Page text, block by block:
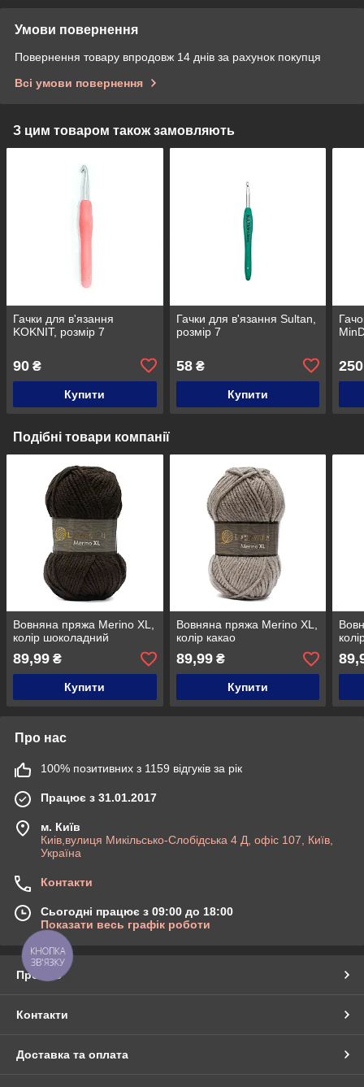
Умови повернення
Повернення товару впродовж 14 днів за рахунок покупця
Всі умови повернення
З цим товаром також замовляють
Гачки для в'язання
KOKNIT, розмір 7
90 ₴
Купити
Гачки для в'язання Sultan,
розмір 7
58₴
Купити
250
Подібні товари компанії
Вовняна пряжа Merino XL,
колір шоколадний
89,99 ₴
Купити
Вовняна пряжа Merino XL,
колір какао
89,99₴
Купити
Про нас
100% позитивних з 1159 відгуків за рік
Працює з 31.01.2017
м. Київ
Киів,вулиця Микільсько-Слобідська 4 Д, офіс 107, Київ,
Україна
Контакти
Сьогодні працює з 09:00 до 18:00
Показати весь графік роботи
Про нас
Контакти
Доставка та оплата
КНОПКА
ЗВ'ЯЗКУ